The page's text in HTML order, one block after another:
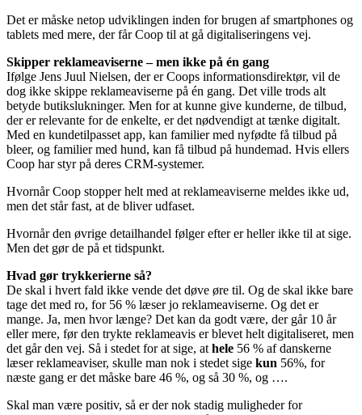
Det er måske netop udviklingen inden for brugen af smartphones og
tablets med mere, der får Coop til at gå digitaliseringens vej.
Skipper reklameaviserne – men ikke på én gang
Ifølge Jens Juul Nielsen, der er Coops informationsdirektør, vil de
dog ikke skippe reklameaviserne på én gang. Det ville trods alt
betyde butikslukninger. Men for at kunne give kunderne, de tilbud,
der er relevante for de enkelte, er det nødvendigt at tænke digitalt.
Med en kundetilpasset app, kan familier med nyfødte få tilbud på
bleer, og familier med hund, kan få tilbud på hundemad. Hvis ellers
Coop har styr på deres CRM-systemer.
Hvornår Coop stopper helt med at reklameaviserne meldes ikke ud,
men det står fast, at de bliver udfaset.
Hvornår den øvrige detailhandel følger efter er heller ikke til at sige.
Men det gør de på et tidspunkt.
Hvad gør trykkerierne så?
De skal i hvert fald ikke vende det døve øre til. Og de skal ikke bare
tage det med ro, for 56 % læser jo reklameaviserne. Og det er
mange. Ja, men hvor længe? Det kan da godt være, der går 10 år
eller mere, før den trykte reklameavis er blevet helt digitaliseret, men
det går den vej. Så i stedet for at sige, at hele 56 % af danskerne
læser reklameaviser, skulle man nok i stedet sige kun 56%, for
næste gang er det måske bare 46 %, og så 30 %, og ….
Skal man være positiv, så er der nok stadig muligheder for